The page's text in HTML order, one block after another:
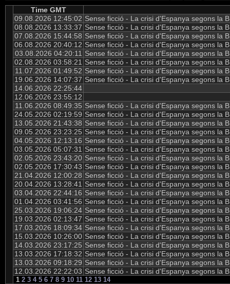
Time GMT
09.08.2026 12:45:02 Sense ficció - La crisi d'Espanya segons la
08.08.2026 13:33:37 Sense ficció - La crisi d'Espanya segons la
07.08.2026 15:44:58 Sense ficció - La crisi d'Espanya segons la
06.08.2026 20:40:12 Sense ficció - La crisi d'Espanya segons la
03.08.2026 04:20:11 Sense ficció - La crisi d'Espanya segons la
02.08.2026 03:58:21 Sense ficció - La crisi d'Espanya segons la
11.07.2026 01:49:52 Sense ficció - La crisi d'Espanya segons la
19.06.2026 14:07:37 Sense ficció - La crisi d'Espanya segons la
14.06.2026 22:25:44
12.06.2026 23:55:12
11.06.2026 08:49:35 Sense ficció - La crisi d'Espanya segons la
24.05.2026 02:19:59 Sense ficció - La crisi d'Espanya segons la
13.05.2026 21:43:38 Sense ficció - La crisi d'Espanya segons la
09.05.2026 23:23:25 Sense ficció - La crisi d'Espanya segons la
04.05.2026 12:13:16 Sense ficció - La crisi d'Espanya segons la
03.05.2026 05:07:31 Sense ficció - La crisi d'Espanya segons la
02.05.2026 23:43:20 Sense ficció - La crisi d'Espanya segons la
02.05.2026 17:30:43 Sense ficció - La crisi d'Espanya segons la
21.04.2026 12:00:28 Sense ficció - La crisi d'Espanya segons la
20.04.2026 13:28:41 Sense ficció - La crisi d'Espanya segons la
03.04.2026 22:44:16 Sense ficció - La crisi d'Espanya segons la
01.04.2026 03:41:56 Sense ficció - La crisi d'Espanya segons la
25.03.2026 19:06:24 Sense ficció - La crisi d'Espanya segons la
19.03.2026 02:13:47 Sense ficció - La crisi d'Espanya segons la
17.03.2026 18:09:34 Sense ficció - La crisi d'Espanya segons la
15.03.2026 10:26:00 Sense ficció - La crisi d'Espanya segons la
14.03.2026 23:17:25 Sense ficció - La crisi d'Espanya segons la
13.03.2026 17:18:32 Sense ficció - La crisi d'Espanya segons la
13.03.2026 09:18:29 Sense ficció - La crisi d'Espanya segons la
12.03.2026 22:22:03 Sense ficció - La crisi d'Espanya segons la
1 2 3 4 5 6 7 8 9 10 11 12 13 14